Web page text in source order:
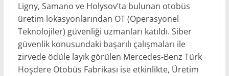
Ligny, Samano ve Holysov’ta bulunan otobüs
üretim lokasyonlarından OT (Operasyonel
Teknolojiler) güvenliği uzmanları katıldı. Siber
güvenlik konusundaki başarılı çalışmaları ile
zirvede ödüle layık görülen Mercedes-Benz Türk
Hoşdere Otobüs Fabrikası ise etkinlikte, Üretim